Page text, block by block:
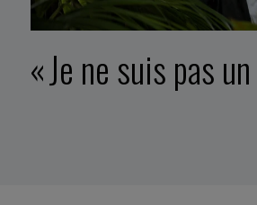
« Je ne suis pas